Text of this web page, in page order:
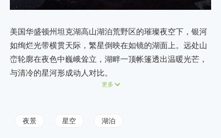
美国华盛顿州坦克湖高山湖泊荒野区的璀璨夜空下，银河
如绚烂光带横贯天际，繁星倒映在如镜的湖面上。远处山
峦轮廓在夜色中巍峨耸立，湖畔一顶帐篷透出温暖光芒，
与清冷的星河形成动人对比。
更多
夜景 星空 湖泊